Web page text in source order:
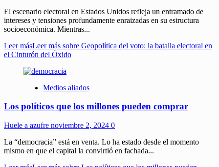
El escenario electoral en Estados Unidos refleja un entramado de
intereses y tensiones profundamente enraizadas en su estructura
socioeconómica. Mientras...
Leer másLeer más sobre Geopolítica del voto: la batalla electoral en
el Cinturón del Óxido
Medios aliados
Los políticos que los millones pueden comprar
Huele a azufre noviembre 2, 2024 0
La “democracia” está en venta. Lo ha estado desde el momento
mismo en que el capital la convirtió en fachada...